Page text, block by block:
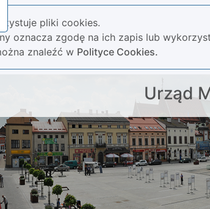
pliki cookies.
oznacza zgodę na ich zapis lub
znaleźć w Polityce Cookies.
Urząd